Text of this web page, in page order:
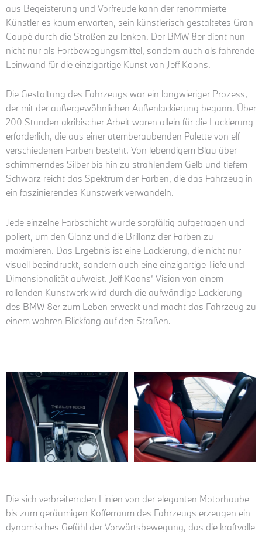
aus Begeisterung und Vorfreude kann der renommierte
Künstler es kaum erwarten, sein künstlerisch gestaltetes Gran
Coupé durch die Straßen zu lenken. Der BMW 8er dient nun
nicht nur als Fortbewegungsmittel, sondern auch als fahrende
Leinwand für die einzigartige Kunst von Jeff Koons.
Die Gestaltung des Fahrzeugs war ein langwieriger Prozess,
der mit der außergewöhnlichen Außenlackierung begann. Über
200 Stunden akribischer Arbeit waren allein für die Lackierung
erforderlich, die aus einer atemberaubenden Palette von elf
verschiedenen Farben besteht. Von lebendigem Blau über
schimmerndes Silber bis hin zu strahlendem Gelb und tiefem
Schwarz reicht das Spektrum der Farben, die das Fahrzeug in
ein faszinierendes Kunstwerk verwandeln.
Jede einzelne Farbschicht wurde sorgfältig aufgetragen und
poliert, um den Glanz und die Brillanz der Farben zu
maximieren. Das Ergebnis ist eine Lackierung, die nicht nur
visuell beeindruckt, sondern auch eine einzigartige Tiefe und
Dimensionalität aufweist. Jeff Koons‘ Vision von einem
rollenden Kunstwerk wird durch die aufwändige Lackierung
des BMW 8er zum Leben erweckt und macht das Fahrzeug zu
einem wahren Blickfang auf den Straßen.
Die sich verbreiternden Linien von der eleganten Motorhaube
bis zum geräumigen Kofferraum des Fahrzeugs erzeugen ein
dynamisches Gefühl der Vorwärtsbewegung, das die kraftvolle